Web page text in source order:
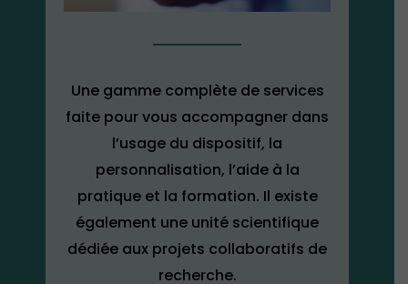
Une gamme complète de services
faite pour vous accompagner dans
l’usage du dispositif, la
personnalisation, l’aide à la
pratique et la formation. Il existe
également une unité scientifique
dédiée aux projets collaboratifs de
recherche.